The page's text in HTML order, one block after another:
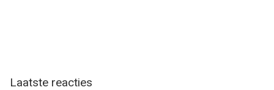
Laatste reacties